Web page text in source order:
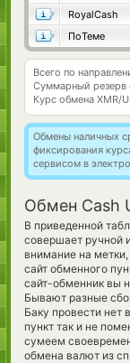
RoyalCash
ПоТеме
Всего по
Суммарный резерв
Курс обмена XMR/
Обмены наличных
фиксирования
сервисом в
Обмен Cash
В приведенной
совершает ручной
внимание на
сайт обменного
сайт-обменник вы
Бывают разные
Баку провести
пункт так и не
сумеем
обмена валют из